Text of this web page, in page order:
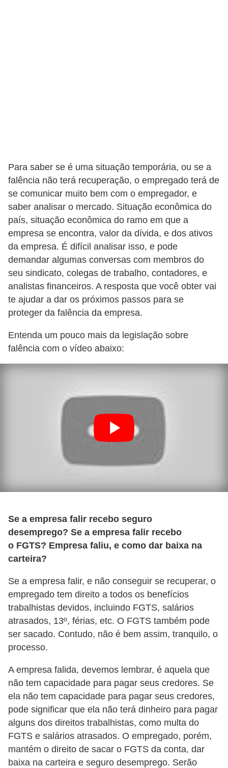
Para saber se é uma situação temporária, ou se a
falência não terá recuperação, o empregado terá de
se comunicar muito bem com o empregador, e
saber analisar o mercado. Situação econômica do
país, situação econômica do ramo em que a
empresa se encontra, valor da dívida, e dos ativos
da empresa. É difícil analisar isso, e pode
demandar algumas conversas com membros do
seu sindicato, colegas de trabalho, contadores, e
analistas financeiros. A resposta que você obter vai
te ajudar a dar os próximos passos para se
proteger da falência da empresa.
Entenda um pouco mais da legislação sobre
falência com o vídeo abaixo:
Se a empresa falir recebo seguro
desemprego? Se a empresa falir recebo
o FGTS? Empresa faliu, e como dar baixa na
carteira?
Se a empresa falir, e não conseguir se recuperar, o
empregado tem direito a todos os benefícios
trabalhistas devidos, incluindo FGTS, salários
atrasados, 13º, férias, etc. O FGTS também pode
ser sacado. Contudo, não é bem assim, tranquilo, o
processo.
A empresa falida, devemos lembrar, é aquela que
não tem capacidade para pagar seus credores. Se
ela não tem capacidade para pagar seus credores,
pode significar que ela não terá dinheiro para pagar
alguns dos direitos trabalhistas, como multa do
FGTS e salários atrasados. O empregado, porém,
mantém o direito de sacar o FGTS da conta, dar
baixa na carteira e seguro desemprego. Serão
E
R
e
c
u
r
s
o
s
H
u
m
g
o
s
d
e
p
o
n
t
o
o
t
w
a
r